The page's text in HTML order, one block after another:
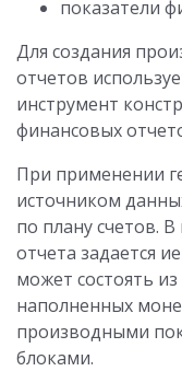
показатели
Для создания
отчетов
инструмент
финансовых
При применении
источником
по плану счетов.
отчета задается
может состоять
наполненных
производными
блоками.